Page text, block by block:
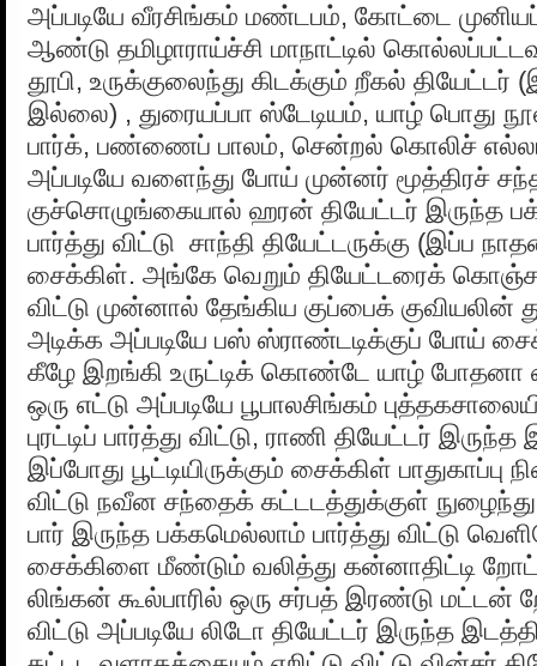
அப்படியே வீரசிங்கம் மண்டபம், கோட்டை
ஆண்டு தமிழாராய்ச்சி மாநாட்டில்
தூபி, உருக்குலைந்து கிடக்கும் றீகல் தியேட்டர்
இல்லை) , துரையப்பா ஸ்டேடியம், யாழ் பொது
பார்க், பண்ணைப் பாலம், சென்றல் கொலிச் எல்லாம்
அப்படியே வளைந்து போய் முன்னர் மூத்திரச்
குச்சொழுங்கையால் ஹரன் தியேட்டர் இருந்த
பார்த்து விட்டு சாந்தி தியேட்டருக்கு (இப்ப
சைக்கிள். அங்கே வெறும் தியேட்டரைக் கொஞ்ச
விட்டு முன்னால் தேங்கிய குப்பைக் குவியலின்
அடிக்க அப்படியே பஸ் ஸ்ராண்டடிக்குப் போய்
கீழே இறங்கி உருட்டிக் கொண்டே யாழ்
ஒரு எட்டு அப்படியே பூபாலசிங்கம்
புரட்டிப் பார்த்து விட்டு, ராணி தியேட்டர்
இப்போது பூட்டியிருக்கும் சைக்கிள் பாதுகாப்பு
விட்டு நவீன சந்தைக் கட்டடத்துக்குள்
பார் இருந்த பக்கமெல்லாம் பார்த்து விட்டு
சைக்கிளை மீண்டும் வலித்து கன்னாதிட்டி
லிங்கன் கூல்பாரில் ஒரு சர்பத் இரண்டு மட்டன்
விட்டு அப்படியே லிடோ தியேட்டர் இருந்த